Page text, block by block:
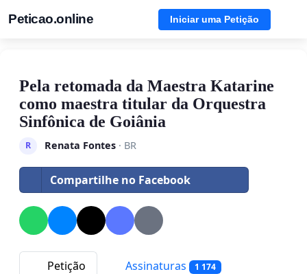
Peticao.online Iniciar uma Petição
Pela retomada da Maestra Katarine
como maestra titular da Orquestra
Sinfônica de Goiânia
R Renata Fontes· BR
Compartilhe no Facebook
Petição Assinaturas 1 174